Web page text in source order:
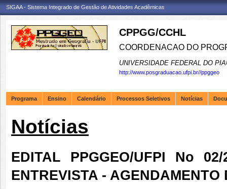
SIGAA - Sistema Integrado de Gestão de Atividades Acadêmicas
CPPGG/CCHL
COORDENACAO DO
UNIVERSIDADE FEDERAL DO
http://www.posgraduacao.ufpi.br//ppggeo
Programa Ensino Calendário Processos Seletivos Notícias
Notícias
EDITAL PPGGEO/UFPI No
ENTREVISTA -